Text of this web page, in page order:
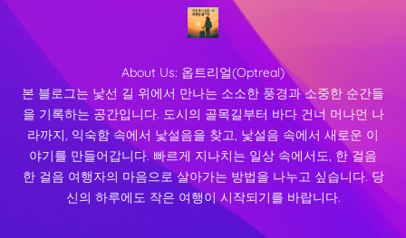
About Us: 옵트리얼(Optreal)
본 블로그는 낯선 길 위에서 만나는 소소한 풍경과 소중한 순간들
을 기록하는 공간입니다. 도시의 골목길부터 바다 건너 머나먼 나
라까지, 익숙함 속에서 낯설음을 찾고, 낯설음 속에서 새로운 이
야기를 만들어갑니다. 빠르게 지나치는 일상 속에서도, 한 걸음
한 걸음 여행자의 마음으로 살아가는 방법을 나누고 싶습니다. 당
신의 하루에도 작은 여행이 시작되기를 바랍니다.